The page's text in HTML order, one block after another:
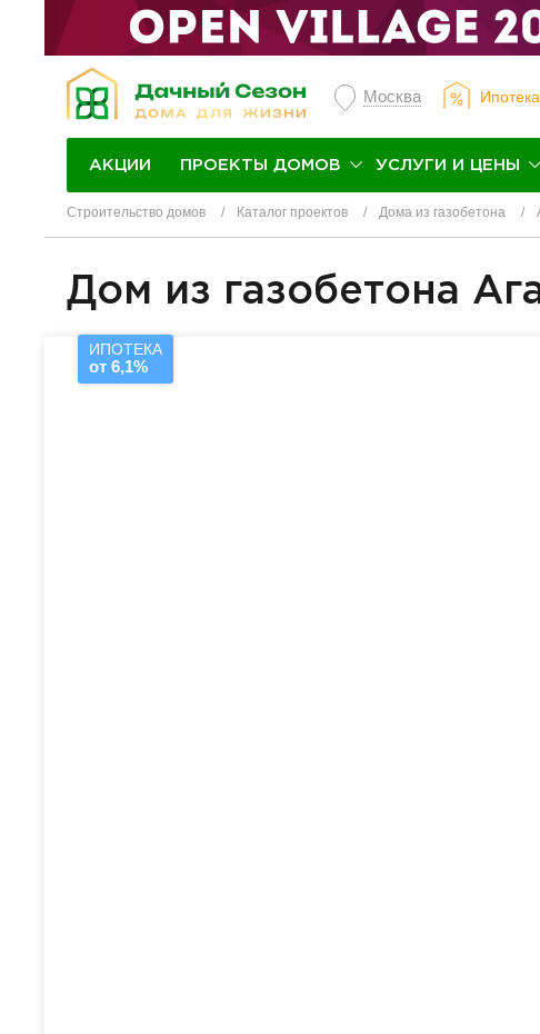
Москва Ипотека
АКЦИИ ПРОЕКТЫ ДОМОВ УСЛУГИ И ЦЕНЫ
Строительство домов Каталог проектов Дома из газобетона
Дом из газобетона
ИПОТЕКА
от 6,1%